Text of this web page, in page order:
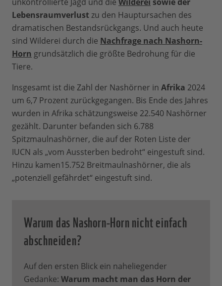
Lebensraumverlustzu den Hauptursachen des
dramatischen Bestandsrückgangs. Und auch heute
sind Wilderei durch die Nachfrage nach Nashorn-
Horn grundsätzlich die größte Bedrohung für die
Tiere.
Insgesamt ist die Zahl der Nashörner in Afrika 2024
um 6,7 Prozent zurückgegangen. Bis Ende des Jahres
wurden in Afrika schätzungsweise 22.540 Nashörner
gezählt. Darunter befanden sich 6.788
Spitzmaulnashörner, die auf der Roten Liste der
IUCN als „vom Aussterben bedroht“ eingestuft sind.
Hinzu kamen15.752 Breitmaulnashörner, die als
„potenziell gefährdet“ eingestuft sind.
Warum das Nashorn-Horn nicht einfach
abschneiden?
Auf den ersten Blick ein naheliegender
Gedanke: Warum macht man das Horn der